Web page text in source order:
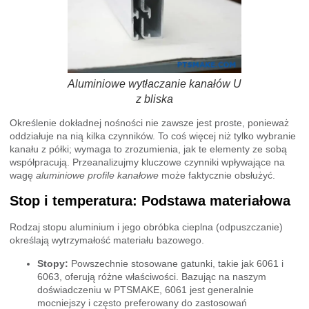
Aluminiowe wytłaczanie kanałów U
z bliska
Określenie dokładnej nośności nie zawsze jest proste, ponieważ
oddziałuje na nią kilka czynników. To coś więcej niż tylko wybranie
kanału z półki; wymaga to zrozumienia, jak te elementy ze sobą
współpracują. Przeanalizujmy kluczowe czynniki wpływające na
wagę aluminiowe profile kanałowe może faktycznie obsłużyć.
Stop i temperatura: Podstawa materiałowa
Rodzaj stopu aluminium i jego obróbka cieplna (odpuszczanie)
określają wytrzymałość materiału bazowego.
Stopy: Powszechnie stosowane gatunki, takie jak 6061 i
6063, oferują różne właściwości. Bazując na naszym
doświadczeniu w PTSMAKE, 6061 jest generalnie
mocniejszy i często preferowany do zastosowań